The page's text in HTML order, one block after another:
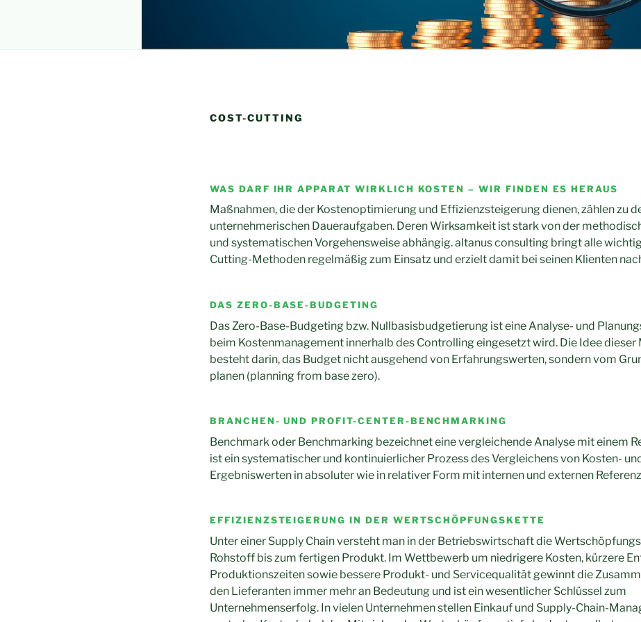
COST-CUTTING
WAS DARF IHR APPARAT WIRKLICH KOSTEN – WIR FINDEN ES HERAUS
Maßnahmen, die der Kostenoptimierung und Effizienzsteigerung dienen, zählen zu
unternehmerischen Daueraufgaben. Deren Wirksamkeit ist stark von der
und systematischen Vorgehensweise abhängig. altanus consulting bringt alle
Cutting-Methoden regelmäßig zum Einsatz und erzielt damit bei seinen Klienten
DAS ZERO-BASE-BUDGETING
Das Zero-Base-Budgeting bzw. Nullbasisbudgetierung ist eine Analyse- und
beim Kostenmanagement innerhalb des Controlling eingesetzt wird. Die Idee dieser
besteht darin, das Budget nicht ausgehend von Erfahrungswerten, sondern vom
planen (planning from base zero).
BRANCHEN- UND PROFIT-CENTER-BENCHMARKING
Benchmark oder Benchmarking bezeichnet eine vergleichende Analyse mit einem
ist ein systematischer und kontinuierlicher Prozess des Vergleichens von Kosten-
Ergebniswerten in absoluter wie in relativer Form mit internen und externen
EFFIZIENZSTEIGERUNG IN DER WERTSCHÖPFUNGSKETTE
Unter einer Supply Chain versteht man in der Betriebswirtschaft die
Rohstoff bis zum fertigen Produkt. Im Wettbewerb um niedrigere Kosten, kürzere
Produktionszeiten sowie bessere Produkt- und Servicequalität gewinnt die
den Lieferanten immer mehr an Bedeutung und ist ein wesentlicher Schlüssel zum
Unternehmenserfolg. In vielen Unternehmen stellen Einkauf und Supply-Chain-